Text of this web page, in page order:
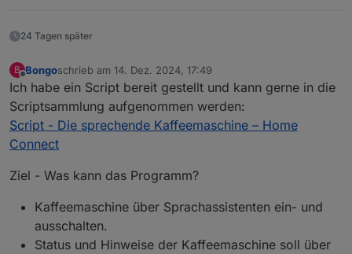
24 Tagen später
B
Offline
Bongoschrieb am 14. Dez. 2024, 17:49
zuletzt editiert von
Ich habe ein Script bereit gestellt und kann gerne in die
Scriptsammlung aufgenommen werden:
Script - Die sprechende Kaffeemaschine – Home
Connect
Ziel - Was kann das Programm?
Kaffeemaschine über Sprachassistenten ein- und
ausschalten.
Status und Hinweise der Kaffeemaschine soll über